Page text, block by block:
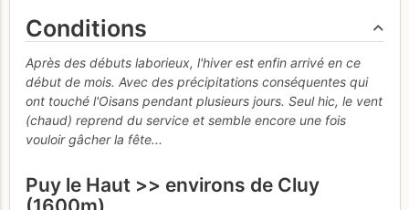
Conditions
Après des débuts laborieux, l'hiver est enfin arrivé en ce
début de mois. Avec des précipitations conséquentes qui
ont touché l'Oisans pendant plusieurs jours. Seul hic, le vent
(chaud) reprend du service et semble encore une fois
vouloir gâcher la fête...
Puy le Haut >> environs de Cluy